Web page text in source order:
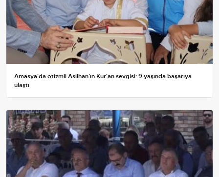
Amasya'da otizmli Asilhan'ın Kur'an sevgisi: 9 yaşında başarıya
ulaştı